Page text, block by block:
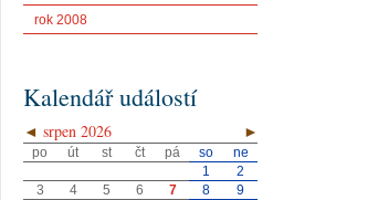
rok 2008
Kalendář událostí
◄ ►
srpen 2026
po út st čt pá so
ne
1
2
3
4 5 6 7 8
9